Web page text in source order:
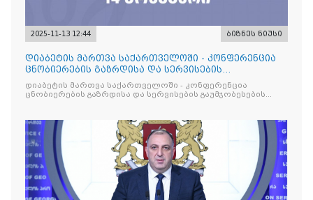
2025-11-13 12:44 ბიზნეს ნიუსი
დიაბეტის მართვა საქართველოში - კონფერენცია
ცნობიერების გაზრდისა და სერვისების
გაუმჯობესების მიზნით
დიაბეტის მართვა საქართველოში - კონფერენცია
ცნობიერების გაზრდისა და სერვისების გაუმჯობესების